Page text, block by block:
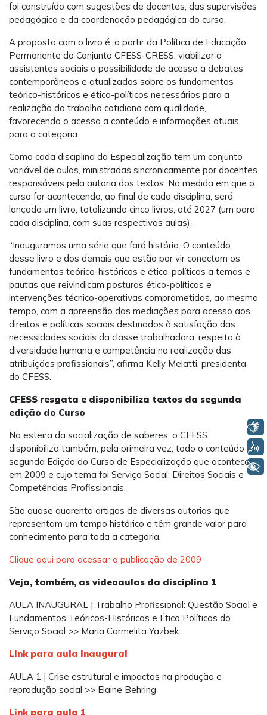
foi construído com sugestões de docentes, das supervisões
pedagógica e da coordenação pedagógica do curso.
A proposta com o livro é, a partir da Política de Educação
Permanente do Conjunto CFESS-CRESS, viabilizar a
assistentes sociais a possibilidade de acesso a debates
contemporâneos e atualizados sobre os fundamentos
teórico-históricos e ético-políticos necessários para a
realização do trabalho cotidiano com qualidade,
favorecendo o acesso a conteúdo e informações atuais
para a categoria.
Como cada disciplina da Especialização tem um conjunto
variável de aulas, ministradas sincronicamente por docentes
responsáveis pela autoria dos textos. Na medida em que o
curso for acontecendo, ao final de cada disciplina, será
lançado um livro, totalizando cinco livros, até 2027 (um para
cada disciplina, com suas respectivas aulas).
“Inauguramos uma série que fará história. O conteúdo
desse livro e dos demais que estão por vir conectam os
fundamentos teórico-históricos e ético-políticos a temas e
pautas que reivindicam posturas ético-políticas e
intervenções técnico-operativas comprometidas, ao mesmo
tempo, com a apreensão das mediações para acesso aos
direitos e políticas sociais destinados à satisfação das
necessidades sociais da classe trabalhadora, respeito à
diversidade humana e competência na realização das
atribuições profissionais”, afirma Kelly Melatti, presidenta
do CFESS.
CFESS resgata e disponibiliza textos da segunda
edição do Curso
Na esteira da socialização de saberes, o CFESS
disponibiliza também, pela primeira vez, todo o conteúdo da
segunda Edição do Curso de Especialização que aconteceu
em 2009 e cujo tema foi Serviço Social: Direitos Sociais e
Competências Profissionais.
São quase quarenta artigos de diversas autorias que
representam um tempo histórico e têm grande valor para
conhecimento para toda a categoria.
Clique aqui para acessar a publicação de 2009
Veja, também, as videoaulas da disciplina 1
AULA INAUGURAL | Trabalho Profissional: Questão Social e
Fundamentos Teóricos-Históricos e Ético Políticos do
Serviço Social >> Maria Carmelita Yazbek
Link para aula inaugural
AULA 1 | Crise estrutural e impactos na produção e
reprodução social >> Elaine Behring
Link para aula 1
Voz
+ Acessibilidade